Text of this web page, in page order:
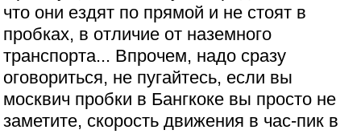
что они ездят по прямой и не стоят в
пробках, в отличие от наземного
транспорта... Впрочем, надо сразу
оговориться, не пугайтесь, если вы
москвич пробки в Бангкоке вы просто не
заметите, скорость движения в час-пик в